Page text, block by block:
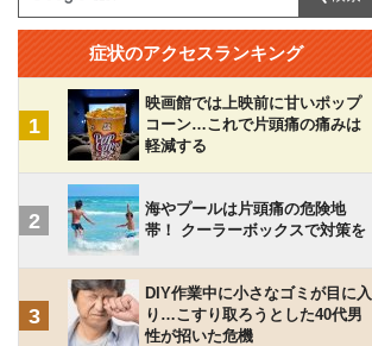
症状のアクセスランキング
1
映画館では上映前に甘いポップ
コーン…これで片頭痛の痛みは
軽減する
2
海やプールは片頭痛の危険地
帯！ クーラーボックスで対策を
3
DIY作業中に小さなゴミが目に入
り…こすり取ろうとした40代男
性が招いた危機